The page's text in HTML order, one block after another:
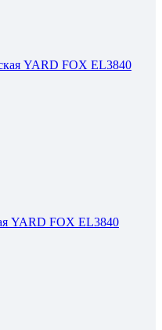
YARD FOX EL3840